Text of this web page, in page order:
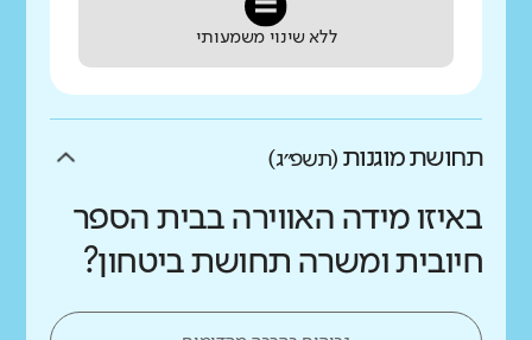
ללא שינוי משמעותי
תחושת מוגנות (תשפ״ג)
באיזו מידה האווירה בבית הספר
חיובית ומשרה תחושת ביטחון?